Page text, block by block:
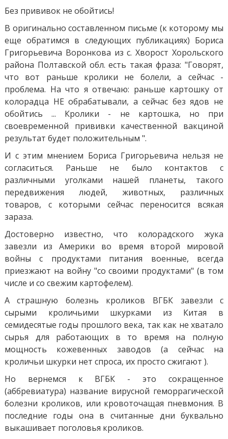
Без прививок не обойтись!
В оригинально составленном письме (к которому мы
еще обратимся в следующих публикациях) Бориса
Григорьевича Воронкова из с. Хворост Хорольского
района Полтавской обл. есть такая фраза: "Говорят,
что вот раньше кролики не болели, а сейчас -
проблема. На что я отвечаю: раньше картошку от
колорадца НЕ обрабатывали, а сейчас без ядов не
обойтись ... Кролики - не картошка, но при
своевременной прививки качественной вакциной
результат будет положительным ".
И с этим мнением Бориса Григорьевича нельзя не
согласиться. Раньше не было контактов с
различными уголками нашей планеты, такого
передвижения людей, животных, различных
товаров, с которыми сейчас переносится всякая
зараза.
Достоверно известно, что колорадского жука
завезли из Америки во время второй мировой
войны с продуктами питания военные, всегда
приезжают на войну "со своими продуктами" (в том
числе и со свежим картофелем).
А страшную болезнь кроликов ВГБК завезли с
сырыми кроличьими шкурками из Китая в
семидесятые годы прошлого века, так как не хватало
сырья для работающих в то время на полную
мощность кожевенных заводов (а сейчас на
кроличьи шкурки нет спроса, их просто сжигают ).
Но вернемся к ВГБК - это сокращенное
(аббревиатура) название вирусной геморрагической
болезни кроликов, или кровоточащая пневмония. В
последние годы она в считанные дни буквально
выкашивает поголовья кроликов.